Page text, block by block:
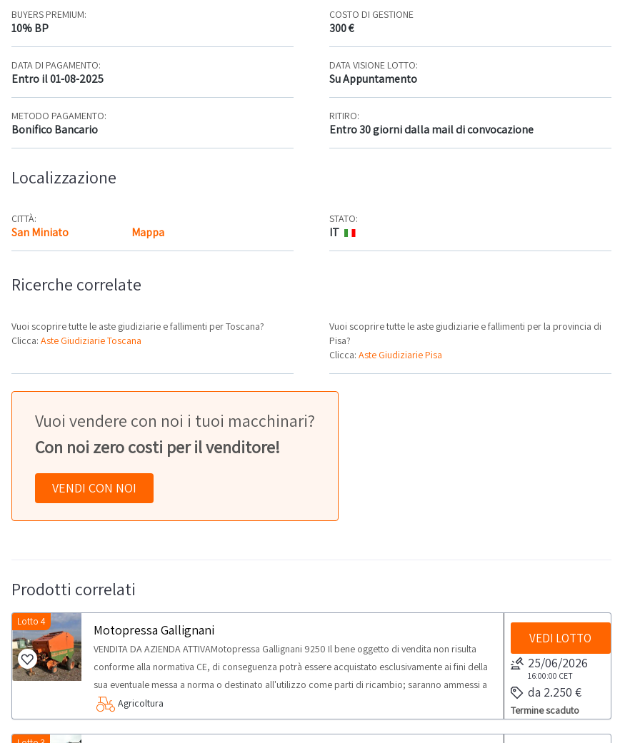
BUYERS PREMIUM:
10% BP
COSTO DI GESTIONE
300 €
DATA DI PAGAMENTO:
Entro il 01-08-2025
DATA VISIONE LOTTO:
Su Appuntamento
METODO PAGAMENTO:
Bonifico Bancario
RITIRO:
Entro 30 giorni dalla mail di convocazione
Localizzazione
CITTÀ:
San Miniato Mappa
STATO:
IT
Ricerche correlate
Vuoi scoprire tutte le aste giudiziarie e fallimenti per Toscana?
Clicca: Aste Giudiziarie Toscana
Vuoi scoprire tutte le aste giudiziarie e fallimenti per la provincia di
Pisa?
Clicca:Aste Giudiziarie Pisa
Vuoi vendere con noi i tuoi macchinari?
Con noi zero costi per il venditore!
VENDI CON NOI
Prodotti correlati
Lotto 4
Motopressa Gallignani
VENDITA DA AZIENDA ATTIVAMotopressa Gallignani 9250 Il bene oggetto di vendita non risulta
conforme alla normativa CE, di conseguenza potrà essere acquistato esclusivamente ai fini della
sua eventuale messa a norma o destinato all'utilizzo come parti di ricambio; saranno ammessi a
partecipare all’asta esclusivamente soggetti giuridici dotati di p.iva e qualificabili come
Professionisti (che acquistano i beni solo per uso professionale e non per uso privato) ai sensi del
d.lgs. 206/2005. Nello specifico la vendita è rivolta esclusivamente a soggetti riparatori e
Agricoltura
VEDI LOTTO
25/06/2026
16:00:00 CET
da 2.250 €
Termine scaduto